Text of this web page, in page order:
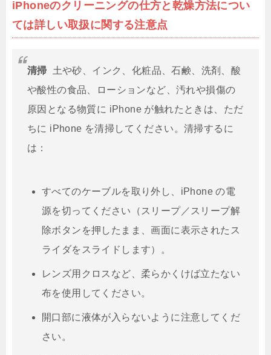
iPhoneのクリーニングの仕方と乾燥方法につい
ては詳しい取扱に関する注意点
清掃 土や砂、インク、化粧品、石鹸、洗剤、酸
や酸性の食品、ローションなど、汚れや損傷の
原因となる物質に iPhone が触れたときは、ただ
ちに iPhone を清掃してください。清掃するに
は：
すべてのケーブルを取り外し、iPhone の電
源を切ってください（スリープ／スリープ解
除ボタンを押したまま、画面に表示されたス
ライダをスライドします）。
レンズ用クロスなど、柔らかくけば立たない
布を使用してください。
開口部に液体が入らないように注意してくだ
さい。